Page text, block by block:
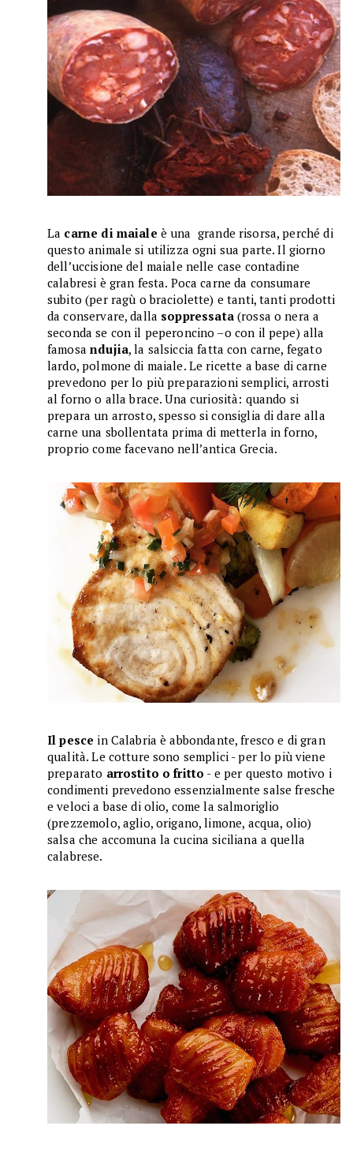
La carne di maiale è una grande risorsa, perché di
questo animale si utilizza ogni sua parte. Il giorno
dell’uccisione del maiale nelle case contadine
calabresi è gran festa. Poca carne da consumare
subito (per ragù o braciolette) e tanti, tanti prodotti
da conservare, dalla soppressata(rossa o nera a
seconda se con il peperoncino –o con il pepe) alla
famosandujia, la salsiccia fatta con carne, fegato
lardo, polmone di maiale. Le ricette a base di carne
prevedono per lo più preparazioni semplici, arrosti
al forno o alla brace. Una curiosità: quando si
prepara un arrosto, spesso si consiglia di dare alla
carne una sbollentata prima di metterla in forno,
proprio come facevano nell’antica Grecia.
Il pesce in Calabria è abbondante, fresco e di gran
qualità. Le cotture sono semplici - per lo più viene
preparato arrostito o fritto - e per questo motivo i
condimenti prevedono essenzialmente salse fresche
e veloci a base di olio, come la salmoriglio
(prezzemolo, aglio, origano, limone, acqua, olio)
salsa che accomuna la cucina siciliana a quella
calabrese.